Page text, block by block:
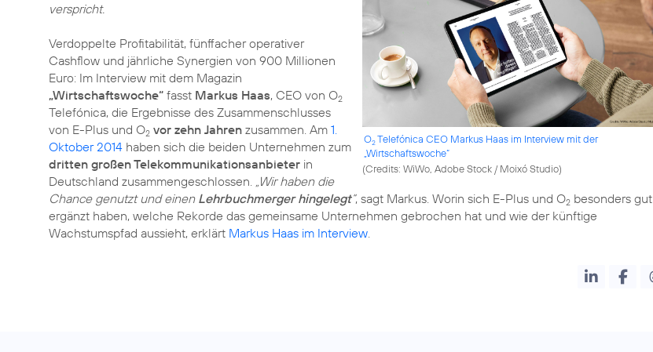
O2Telefónica CEO Markus Haas im Interview mit der
„Wirtschaftswoche“
(Credits: WiWo, Adobe Stock / Moixó Studio)
verspricht.
Verdoppelte Profitabilität, fünffacher operativer
Cashflow und jährliche Synergien von 900 Millionen
Euro: Im Interview mit dem Magazin
„Wirtschaftswoche“ fasst Markus Haas, CEO von O2
Telefónica, die Ergebnisse des Zusammenschlusses
von E-Plus und O2 vor zehn Jahren zusammen. Am 1.
Oktober 2014 haben sich die beiden Unternehmen zum
dritten großen Telekommunikationsanbieter in
Deutschland zusammengeschlossen. „Wir haben die
Chance genutzt und einen Lehrbuchmerger hingelegt“, sagt Markus. Worin sich E-Plus und O2 besonders gut
ergänzt haben, welche Rekorde das gemeinsame Unternehmen gebrochen hat und wie der künftige
Wachstumspfad aussieht, erklärt Markus Haas im Interview.